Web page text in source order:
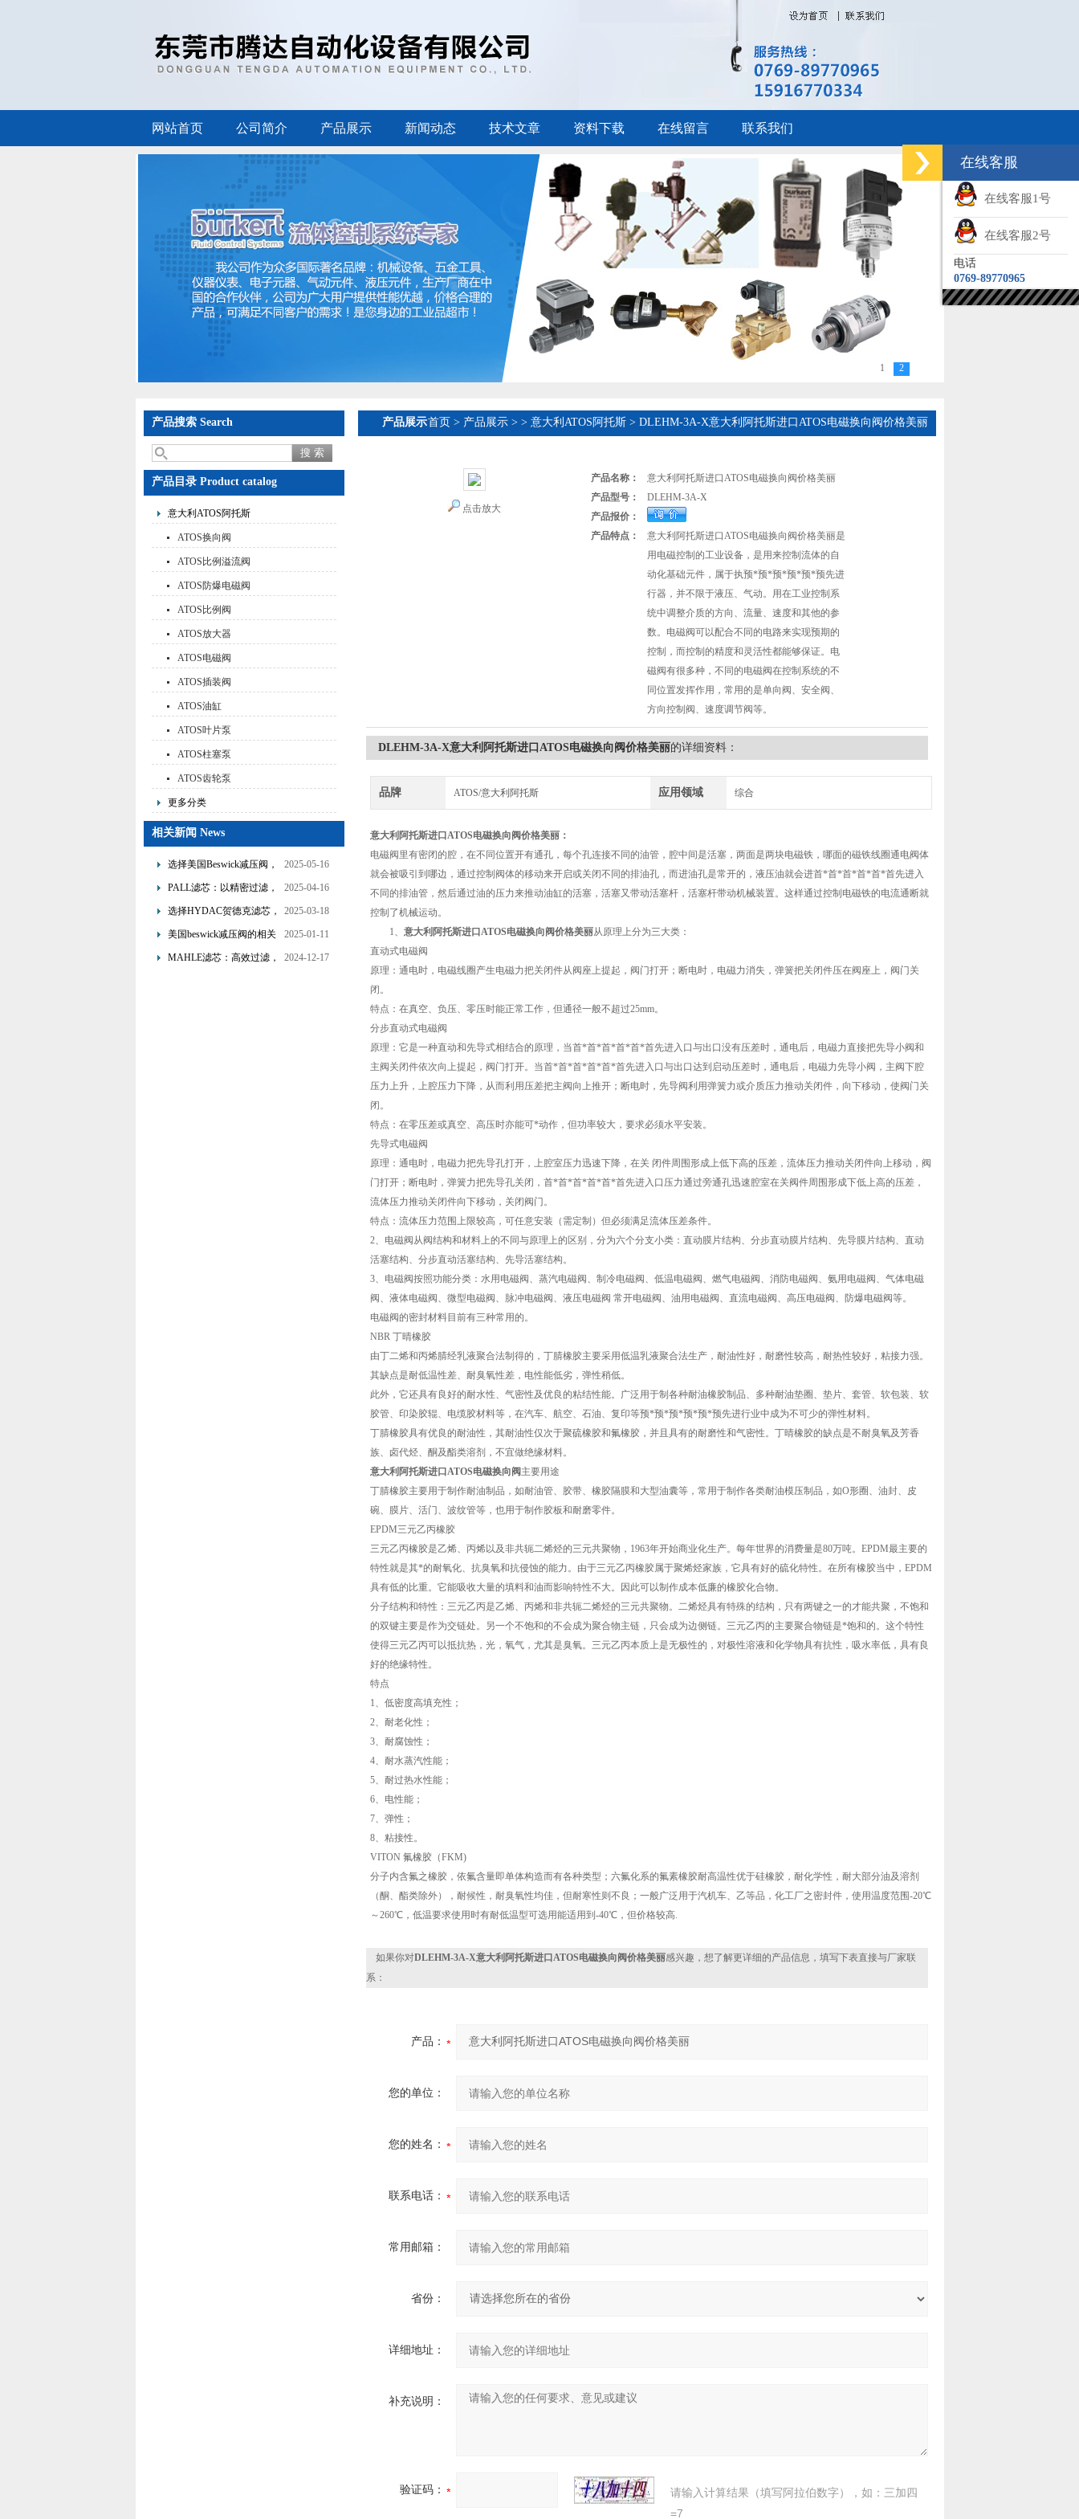
网站首页 公司简介 产品展示 新闻动态 技术文章 资料下载 在线留言 联系我们
1 2
产品搜索 Search
产品目录 Product catalog
意大利ATOS阿托斯
ATOS换向阀
ATOS比例溢流阀
ATOS防爆电磁阀
ATOS比例阀
ATOS放大器
ATOS电磁阀
ATOS插装阀
ATOS油缸
ATOS叶片泵
ATOS柱塞泵
ATOS齿轮泵
更多分类
相关新闻 News
选择美国Beswick减压阀，
提升流体系统效率
2025-05-16
PALL滤芯：以精密过滤，
为工业流体筑起“隐形安全
2025-04-16
选择HYDAC贺德克滤芯，
享受精准过滤与稳定性能
2025-03-18
美国beswick减压阀的相关
知识
2025-01-11
MAHLE滤芯：高效过滤，
2024-12-17
产品展示首页 > 产品展示> > 意大利ATOS阿托斯> DLEHM-3A-X意大利阿托斯进口ATOS电磁换向阀价格美丽
点击放大
产品名称：
意大利阿托斯进口ATOS电磁换向阀价格美丽
产品型号：
DLEHM-3A-X
产品报价：
产品特点：
意大利阿托斯进口ATOS电磁换向阀价格美丽是
用电磁控制的工业设备，是用来控制流体的自
动化基础元件，属于执预*预*预*预*预*预先进
行器，并不限于液压、气动。用在工业控制系
统中调整介质的方向、流量、速度和其他的参
数。电磁阀可以配合不同的电路来实现预期的
控制，而控制的精度和灵活性都能够保证。电
磁阀有很多种，不同的电磁阀在控制系统的不
同位置发挥作用，常用的是单向阀、安全阀、
方向控制阀、速度调节阀等。
DLEHM-3A-X意大利阿托斯进口ATOS电磁换向阀价格美丽的详细资料：
品牌 ATOS/意大利阿托斯 应用领域 综合
意大利阿托斯进口ATOS电磁换向阀价格美丽：
电磁阀里有密闭的腔，在不同位置开有通孔，每个孔连接不同的油管，腔中间是活塞，两面是两块电磁铁，哪面的磁铁线圈通电阀体
就会被吸引到哪边，通过控制阀体的移动来开启或关闭不同的排油孔，而进油孔是常开的，液压油就会进首*首*首*首*首*首先进入
不同的排油管，然后通过油的压力来推动油缸的活塞，活塞又带动活塞杆，活塞杆带动机械装置。这样通过控制电磁铁的电流通断就
控制了机械运动。
1、 意大利阿托斯进口ATOS电磁换向阀价格美丽从原理上分为三大类：
直动式电磁阀
原理：通电时，电磁线圈产生电磁力把关闭件从阀座上提起，阀门打开；断电时，电磁力消失，弹簧把关闭件压在阀座上，阀门关
闭。
特点：在真空、负压、零压时能正常工作，但通径一般不超过25mm。
分步直动式电磁阀
原理：它是一种直动和先导式相结合的原理，当首*首*首*首*首*首先进入口与出口没有压差时，通电后，电磁力直接把先导小阀和
主阀关闭件依次向上提起，阀门打开。当首*首*首*首*首*首先进入口与出口达到启动压差时，通电后，电磁力先导小阀，主阀下腔
压力上升，上腔压力下降，从而利用压差把主阀向上推开；断电时，先导阀利用弹簧力或介质压力推动关闭件，向下移动，使阀门关
闭。
特点：在零压差或真空、高压时亦能可*动作，但功率较大，要求必须水平安装。
先导式电磁阀
原理：通电时，电磁力把先导孔打开，上腔室压力迅速下降，在关 闭件周围形成上低下高的压差，流体压力推动关闭件向上移动，阀
门打开；断电时，弹簧力把先导孔关闭，首*首*首*首*首*首先进入口压力通过旁通孔迅速腔室在关阀件周围形成下低上高的压差，
流体压力推动关闭件向下移动，关闭阀门。
特点：流体压力范围上限较高，可任意安装（需定制）但必须满足流体压差条件。
2、电磁阀从阀结构和材料上的不同与原理上的区别，分为六个分支小类：直动膜片结构、分步直动膜片结构、先导膜片结构、直动
活塞结构、分步直动活塞结构、先导活塞结构。
3、电磁阀按照功能分类：水用电磁阀、蒸汽电磁阀、制冷电磁阀、低温电磁阀、燃气电磁阀、消防电磁阀、氨用电磁阀、气体电磁
阀、液体电磁阀、微型电磁阀、脉冲电磁阀、液压电磁阀 常开电磁阀、油用电磁阀、直流电磁阀、高压电磁阀、防爆电磁阀等。
电磁阀的密封材料目前有三种常用的。
NBR 丁晴橡胶
由丁二烯和丙烯腈经乳液聚合法制得的，丁腈橡胶主要采用低温乳液聚合法生产，耐油性好，耐磨性较高，耐热性较好，粘接力强。
其缺点是耐低温性差、耐臭氧性差，电性能低劣，弹性稍低。
此外，它还具有良好的耐水性、气密性及优良的粘结性能。广泛用于制各种耐油橡胶制品、多种耐油垫圈、垫片、套管、软包装、软
胶管、印染胶辊、电缆胶材料等，在汽车、航空、石油、复印等预*预*预*预*预*预先进行业中成为不可少的弹性材料。
丁腈橡胶具有优良的耐油性，其耐油性仅次于聚硫橡胶和氟橡胶，并且具有的耐磨性和气密性。丁晴橡胶的缺点是不耐臭氧及芳香
族、卤代烃、酮及酯类溶剂，不宜做绝缘材料。
意大利阿托斯进口ATOS电磁换向阀 主要用途
丁腈橡胶主要用于制作耐油制品，如耐油管、胶带、橡胶隔膜和大型油囊等，常用于制作各类耐油模压制品，如O形圈、油封、皮
碗、膜片、活门、波纹管等，也用于制作胶板和耐磨零件。
EPDM三元乙丙橡胶
三元乙丙橡胶是乙烯、丙烯以及非共轭二烯烃的三元共聚物，1963年开始商业化生产。每年世界的消费量是80万吨。EPDM最主要的
特性就是其*的耐氧化、抗臭氧和抗侵蚀的能力。由于三元乙丙橡胶属于聚烯烃家族，它具有好的硫化特性。在所有橡胶当中，EPDM
具有低的比重。它能吸收大量的填料和油而影响特性不大。因此可以制作成本低廉的橡胶化合物。
分子结构和特性：三元乙丙是乙烯、丙烯和非共轭二烯烃的三元共聚物。二烯烃具有特殊的结构，只有两键之一的才能共聚，不饱和
的双键主要是作为交链处。另一个不饱和的不会成为聚合物主链，只会成为边侧链。三元乙丙的主要聚合物链是*饱和的。这个特性
使得三元乙丙可以抵抗热，光，氧气，尤其是臭氧。三元乙丙本质上是无极性的，对极性溶液和化学物具有抗性，吸水率低，具有良
好的绝缘特性。
特点
1、低密度高填充性；
2、耐老化性；
3、耐腐蚀性；
4、耐水蒸汽性能；
5、耐过热水性能；
6、电性能；
7、弹性；
8、粘接性。
VITON 氟橡胶（FKM)
分子内含氟之橡胶，依氟含量即单体构造而有各种类型；六氟化系的氟素橡胶耐高温性优于硅橡胶，耐化学性，耐大部分油及溶剂
（酮、酯类除外），耐候性，耐臭氧性均佳，但耐寒性则不良；一般广泛用于汽机车、乙等品，化工厂之密封件，使用温度范围-20℃
～260℃，低温要求使用时有耐低温型可选用能适用到-40℃，但价格较高.
如果你对DLEHM-3A-X意大利阿托斯进口ATOS电磁换向阀价格美丽感兴趣，想了解更详细的产品信息，填写下表直接与厂家联
系：
产品：
您的单位：
您的姓名：
联系电话：
常用邮箱：
省份：
详细地址：
补充说明：
验证码：
请输入计算结果（填写阿拉伯数字），如：三加四
=7
在线客服
在线客服1号
在线客服2号
电话
0769-89770965